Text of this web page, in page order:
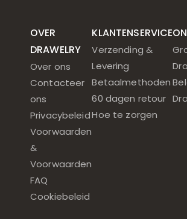
OVER
DRAWELRY
Over ons
Contacteer
ons
Privacybeleid
Voorwaarden
&
Voorwaarden
FAQ
Cookiebeleid
KLANTENSERVICE
Verzending &
Levering
Betaalmethoden
60 dagen retour
Hoe te zorgen